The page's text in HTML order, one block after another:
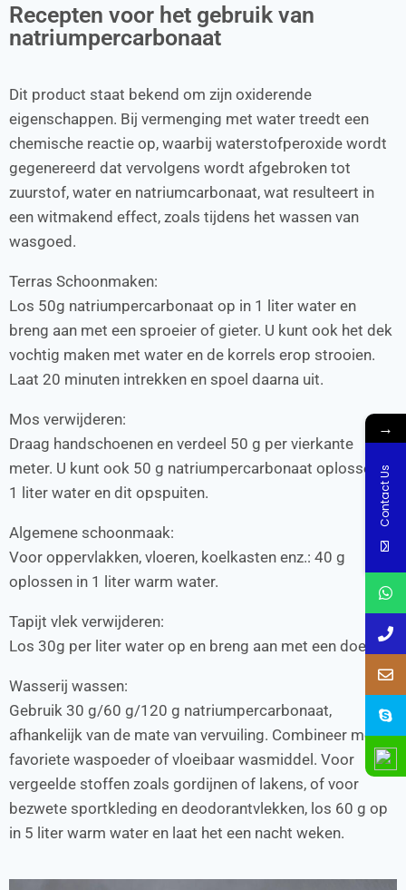
Recepten voor het gebruik van
natriumpercarbonaat
Dit product staat bekend om zijn oxiderende
eigenschappen. Bij vermenging met water treedt een
chemische reactie op, waarbij waterstofperoxide wordt
gegenereerd dat vervolgens wordt afgebroken tot
zuurstof, water en natriumcarbonaat, wat resulteert in
een witmakend effect, zoals tijdens het wassen van
wasgoed.
Terras Schoonmaken:
Los 50g natriumpercarbonaat op in 1 liter water en
breng aan met een sproeier of gieter. U kunt ook het dek
vochtig maken met water en de korrels erop strooien.
Laat 20 minuten intrekken en spoel daarna uit.
Mos verwijderen:
Draag handschoenen en verdeel 50 g per vierkante
meter. U kunt ook 50 g natriumpercarbonaat oplossen in
1 liter water en dit opspuiten.
Algemene schoonmaak:
Voor oppervlakken, vloeren, koelkasten enz.: 40 g
oplossen in 1 liter warm water.
Tapijt vlek verwijderen:
Los 30g per liter water op en breng aan met een doek.
Wasserij wassen:
Gebruik 30 g/60 g/120 g natriumpercarbonaat,
afhankelijk van de mate van vervuiling. Combineer met je
favoriete waspoeder of vloeibaar wasmiddel. Voor
vergeelde stoffen zoals gordijnen of lakens, of voor
bezwete sportkleding en deodorantvlekken, los 60 g op
in 5 liter warm water en laat het een nacht weken.
→
Contact Us